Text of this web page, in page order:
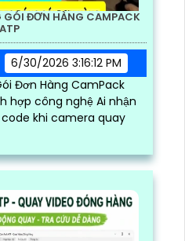
GÓI ĐƠN HÀNG CAMPACK
ATP
6/30/2026 3:16:12 PM
Đơn Hàng CamPack
hợp công nghệ Ai nhận
khi camera quay